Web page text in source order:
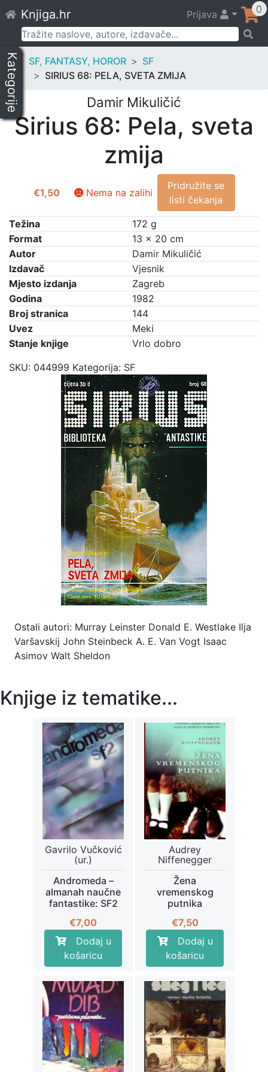
to
content
Knjiga.hr Prijava 0
Pretraži:
Kategorije SF, FANTASY, HOROR
SF
SIRIUS 68: PELA, SVETA ZMIJA
Damir Mikuličić
Sirius 68: Pela, sveta
zmija
€1,50 Nema na zalihi
Pridružite se
listi čekanja
Težina
172 g
Format
13 × 20 cm
Autor
Damir Mikuličić
Izdavač
Vjesnik
Mjesto izdanja
Zagreb
Godina
1982
Broj stranica
144
Uvez
Meki
Stanje knjige
Vrlo dobro
SKU: 044999 Kategorija: SF
Ostali autori: Murray Leinster Donald E. Westlake Ilja
Varšavskij John Steinbeck A. E. Van Vogt Isaac
Asimov Walt Sheldon
Knjige iz tematike...
Gavrilo Vučković
(ur.)
Andromeda –
almanah naučne
fantastike: SF2
€7,00
Dodaj u
košaricu
Audrey
Niffenegger
Žena
vremenskog
putnika
€7,50
Dodaj u
košaricu